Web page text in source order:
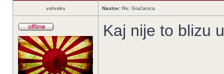
volvoks Naslov: Re: Gračanica
Kaj nije to blizu